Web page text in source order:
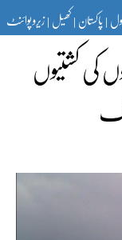
|پاکستان|کھیل|زیرو پوائنٹ
کی کشتیوں